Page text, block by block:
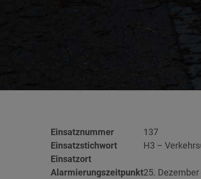
Einsatznummer
137
Einsatzstichwort
H3 –
Einsatzort
Alarmierungszeitpunkt25.